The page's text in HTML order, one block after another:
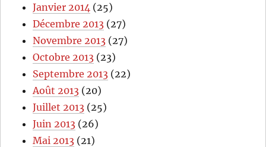
Janvier 2014 (25)
Décembre 2013 (27)
Novembre 2013 (27)
Octobre 2013 (23)
Septembre 2013 (22)
Août 2013 (20)
Juillet 2013 (25)
Juin 2013 (26)
Mai 2013 (21)